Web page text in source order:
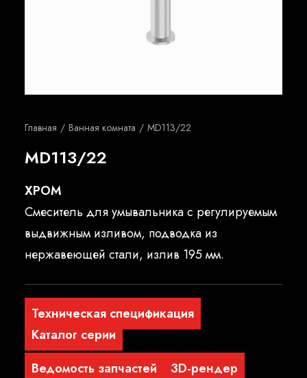
Главная Ванная комната MD113/22
MD113/22
XPOM
Смеситель для умывальника с регулируемым
выдвижным изливом, подводка из
нержавеющей стали, излив 195 мм.
Техническая спецификация
Каталог серии
Ведомость запчастей
3D-рендер